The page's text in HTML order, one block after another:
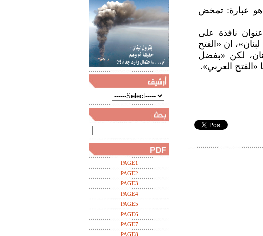
PAGE1
PAGE2
PAGE3
PAGE4
PAGE5
PAGE6
PAGE7
PAGE8
هو عبارة: تمخض
عنوان نافذة على
ويبقى لبنان»، ان «الفتح
لكن «بفضل
«الفتح العربي».